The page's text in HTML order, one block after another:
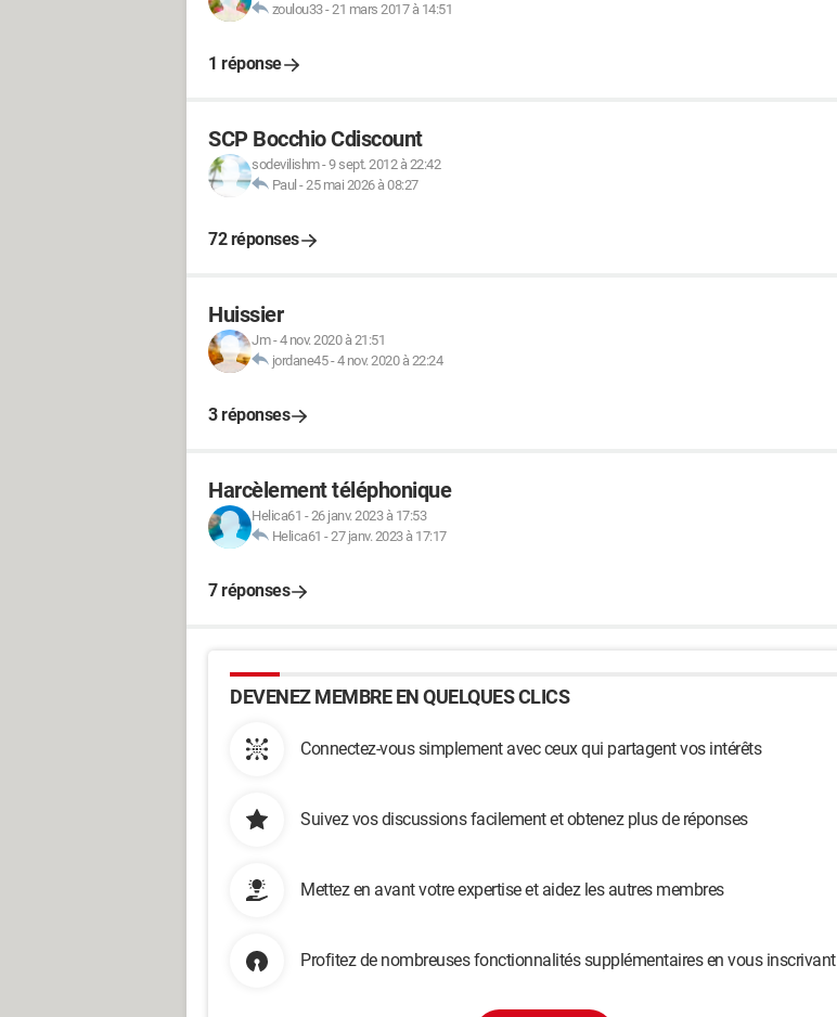
zoulou33-21 mars 2017 à 14:51
1 réponse
SCP Bocchio Cdiscount
sodevilishm-9 sept. 2012 à 22:42
Paul -25 mai 2026 à 08:27
72 réponses
Huissier
Jm-4 nov. 2020 à 21:51
jordane45-4 nov. 2020 à 22:24
3 réponses
Harcèlement téléphonique
Helica61 -26 janv. 2023 à 17:53
Helica61 -27 janv. 2023 à 17:17
7 réponses
DEVENEZ MEMBRE EN QUELQUES CLICS
Connectez-vous simplement avec ceux qui partagent vos intérêts
Suivez vos discussions facilement et obtenez plus de réponses
Mettez en avant votre expertise et aidez les autres membres
Profitez de nombreuses fonctionnalités supplémentaires en vous inscrivant